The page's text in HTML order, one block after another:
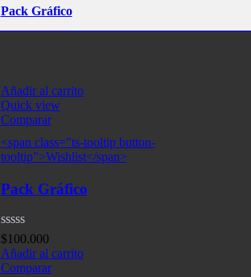
Pack Gráfico
Añadir al carrito
Quick view
Comparar
<span class="ts-tooltip button-
tooltip">Wishlist</span>
Pack Gráfico
$100.000
Añadir al carrito
Comparar